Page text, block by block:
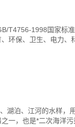
1998国家标准
环保、卫生、电力、
泊、江河的水样，
一，也是*二次海洋